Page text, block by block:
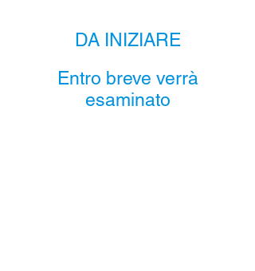
DA INIZIARE
Entro breve verrà
esaminato